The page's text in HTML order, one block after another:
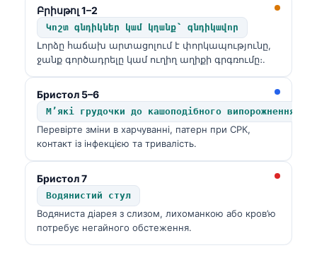
Բրիսթոլ 1–2
Կոշտ գնդիկներ կամ կղանք՝ գնդիկավոր
Լորձը հաճախ արտացոլում է փորկապությունը,
ջանք գործադրելը կամ ուղիղ աղիքի գրգռումը։.
Бристол 5–6
М’які грудочки до кашоподібного випорожнення
Перевірте зміни в харчуванні, патерн при СРК,
контакт із інфекцією та тривалість.
Бристол 7
Водянистий стул
Водяниста діарея з слизом, лихоманкою або кров’ю
потребує негайного обстеження.